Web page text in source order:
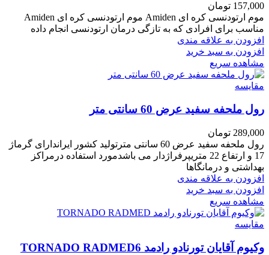
157,000 تومان
موم ارتودنسی کره ای Amiden موم ارتودنسی کره ای Amiden
مناسب برای افرادی که به تازگی درمان ارتودنسی انجام داده
افزودن به علاقه مندی
افزودن به سبد خرید
مشاهده سریع
مقایسه
رول ملحفه سفید عرض 60 سانتی متر
289,000 تومان
رول ملحفه سفید عرض 60 سانتی مترتولید کشور ایراندارای گرماژ
17 و ارتفاع 22 متریپرفراژدار می باشدمورد استفاده درمراکز
بهداشتی و درمانگاها
افزودن به علاقه مندی
افزودن به سبد خرید
مشاهده سریع
مقایسه
وکیوم آقایان تورنادو رادمد TORNADO RADMED6